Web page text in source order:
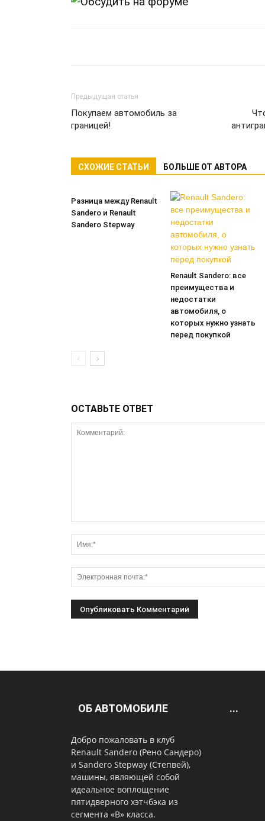
Предыдущая статья
Покупаем автомобиль за
границей!
СХОЖИЕ СТАТЬИ БОЛЬШЕ ОТ АВТОРА
Разница между Renault
Sandero и Renault
Sandero Stepway
Renault Sandero: все
преимущества и
недостатки
автомобиля, о
которых нужно узнать
перед покупкой
ОСТАВЬТЕ ОТВЕТ
ОБ АВТОМОБИЛЕ
Добро пожаловать в клуб
Renault Sandero (Рено Сандеро)
и Sandero Stepway (Степвей),
машины, являющей собой
идеальное воплощение
пятидверного хэтчбэка из
сегмента «В» класса.
...